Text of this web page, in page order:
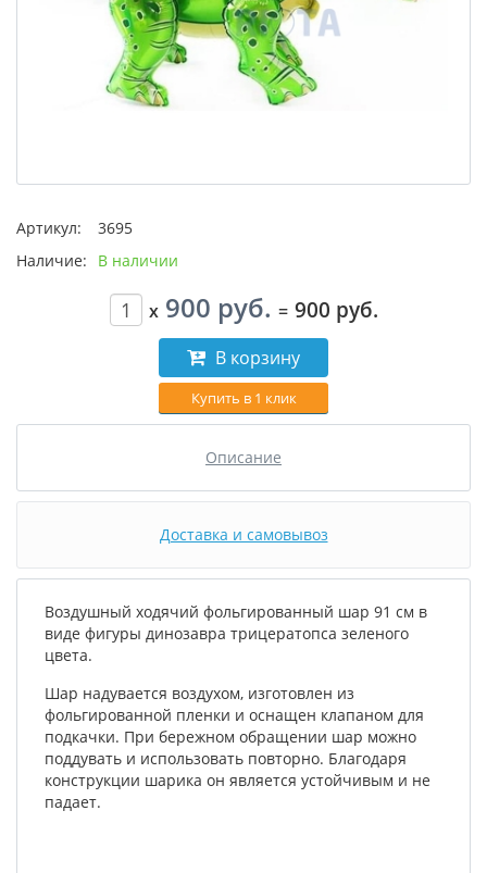
Артикул:
3695
Наличие:
В наличии
x 900 руб. = 900 руб.
В корзину
Купить в 1 клик
Описание
Доставка и самовывоз
Воздушный ходячий фольгированный шар 91 см в
виде фигуры динозавра трицератопса зеленого
цвета.
Шар надувается воздухом, изготовлен из
фольгированной пленки и оснащен клапаном для
подкачки. При бережном обращении шар можно
поддувать и использовать повторно. Благодаря
конструкции шарика он является устойчивым и не
падает.